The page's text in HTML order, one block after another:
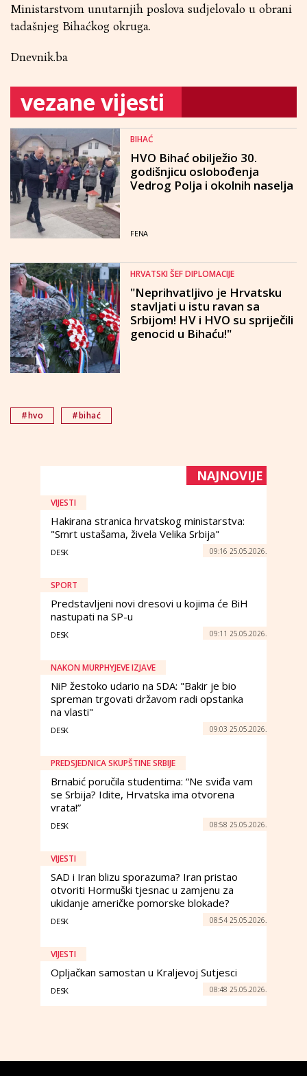
Ministarstvom unutarnjih poslova sudjelovalo u obrani
tadašnjeg Bihaćkog okruga.
Dnevnik.ba
vezane vijesti
BIHAĆ
HVO Bihać obilježio 30.
godišnjicu oslobođenja
Vedrog Polja i okolnih naselja
FENA
HRVATSKI ŠEF DIPLOMACIJE
"Neprihvatljivo je Hrvatsku
stavljati u istu ravan sa
Srbijom! HV i HVO su spriječili
genocid u Bihaću!"
#hvo #bihać
NAJNOVIJE
VIJESTI
Hakirana stranica hrvatskog ministarstva:
"Smrt ustašama, živela Velika Srbija"
DESK 09:16 25.05.2026.
SPORT
Predstavljeni novi dresovi u kojima će BiH
nastupati na SP-u
DESK 09:11 25.05.2026.
NAKON MURPHYJEVE IZJAVE
NiP žestoko udario na SDA: "Bakir je bio
spreman trgovati državom radi opstanka
na vlasti"
DESK 09:03 25.05.2026.
PREDSJEDNICA SKUPŠTINE SRBIJE
Brnabić poručila studentima: “Ne sviđa vam
se Srbija? Idite, Hrvatska ima otvorena
vrata!”
DESK 08:58 25.05.2026.
VIJESTI
SAD i Iran blizu sporazuma? Iran pristao
otvoriti Hormuški tjesnac u zamjenu za
ukidanje američke pomorske blokade?
DESK 08:54 25.05.2026.
VIJESTI
Opljačkan samostan u Kraljevoj Sutjesci
DESK 08:48 25.05.2026.